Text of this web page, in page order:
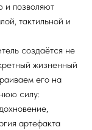
позволяют
тактильной и
создаётся не
жизненный
его на
силу:
артефакта